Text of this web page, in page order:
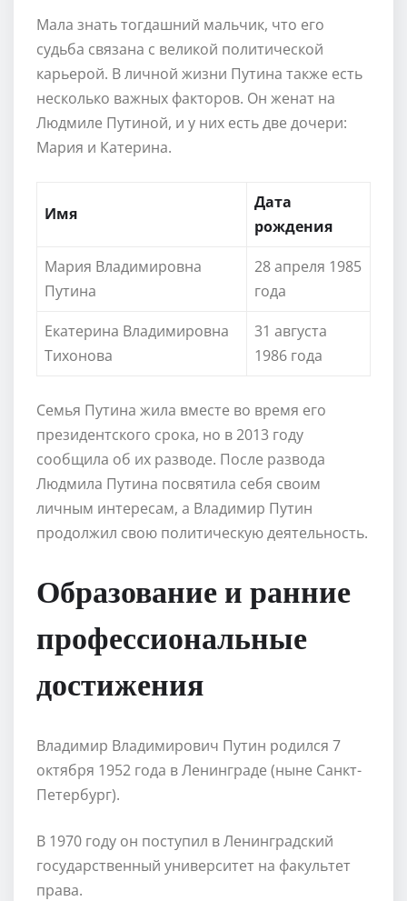
Мала знать тогдашний мальчик, что его
судьба связана с великой политической
карьерой. В личной жизни Путина также есть
несколько важных факторов. Он женат на
Людмиле Путиной, и у них есть две дочери:
Мария и Катерина.
Имя
Дата
рождения
Мария Владимировна
Путина
28 апреля 1985
года
Екатерина Владимировна
Тихонова
31 августа
1986 года
Семья Путина жила вместе во время его
президентского срока, но в 2013 году
сообщила об их разводе. После развода
Людмила Путина посвятила себя своим
личным интересам, а Владимир Путин
продолжил свою политическую деятельность.
Образование и ранние
профессиональные
достижения
Владимир Владимирович Путин родился 7
октября 1952 года в Ленинграде (ныне Санкт-
Петербург).
В 1970 году он поступил в Ленинградский
государственный университет на факультет
права.